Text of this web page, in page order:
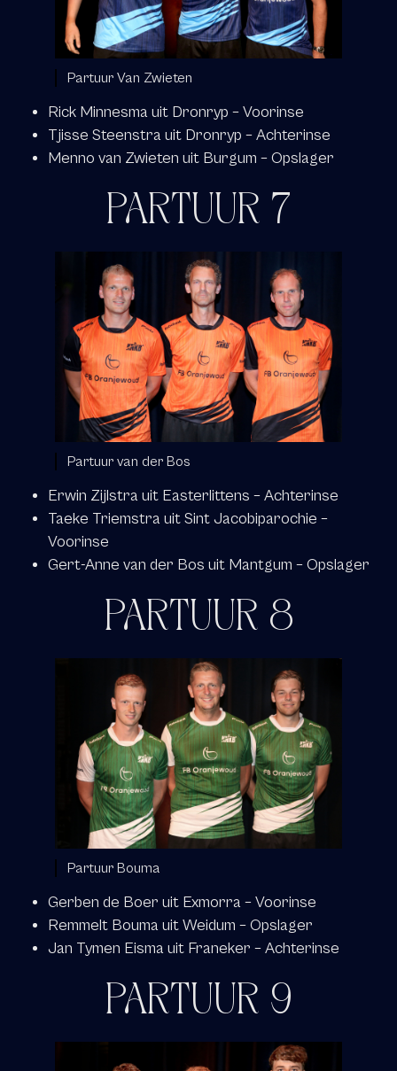
Partuur Van Zwieten
Rick Minnesma uit Dronryp – Voorinse
Tjisse Steenstra uit Dronryp – Achterinse
Menno van Zwieten uit Burgum – Opslager
PARTUUR 7
Partuur van der Bos
Erwin Zijlstra uit Easterlittens – Achterinse
Taeke Triemstra uit Sint Jacobiparochie –
Voorinse
Gert-Anne van der Bos uit Mantgum – Opslager
PARTUUR 8
Partuur Bouma
Gerben de Boer uit Exmorra – Voorinse
Remmelt Bouma uit Weidum – Opslager
Jan Tymen Eisma uit Franeker – Achterinse
PARTUUR 9